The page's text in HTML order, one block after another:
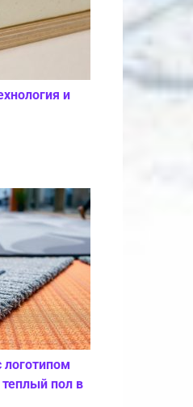
и
логотипом
пол в